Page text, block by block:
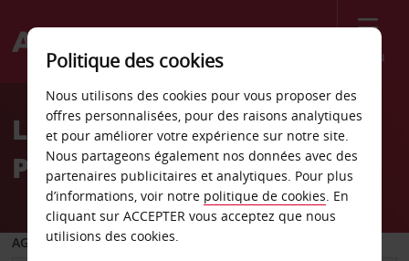
Menu
Welcome
AvisLocation de voiture Saint-
Pierre
AGENCE DE DÉPART
Politique des cookies
Nous utilisons des cookies pour vous proposer des
offres personnalisées, pour des raisons analytiques
et pour améliorer votre expérience sur notre site.
Nous partageons également nos données avec des
partenaires publicitaires et analytiques. Pour plus
d’informations, voir notre politique de cookies. En
cliquant sur ACCEPTER vous acceptez que nous
utilisions des cookies.